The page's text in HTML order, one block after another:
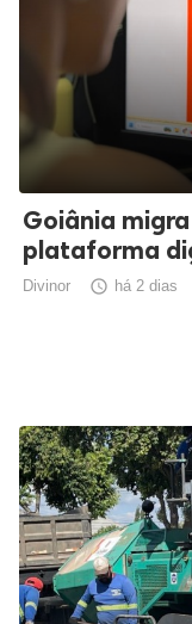
Goiânia
plataforma
Divinor  há 2 dias